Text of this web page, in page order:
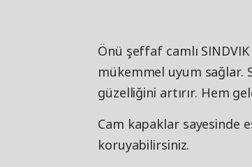
Önü şeffaf camlı
mükemmel uyum sağlar.
güzelliğini artırır. Hem
Cam kapaklar sayesinde
koruyabilirsiniz.